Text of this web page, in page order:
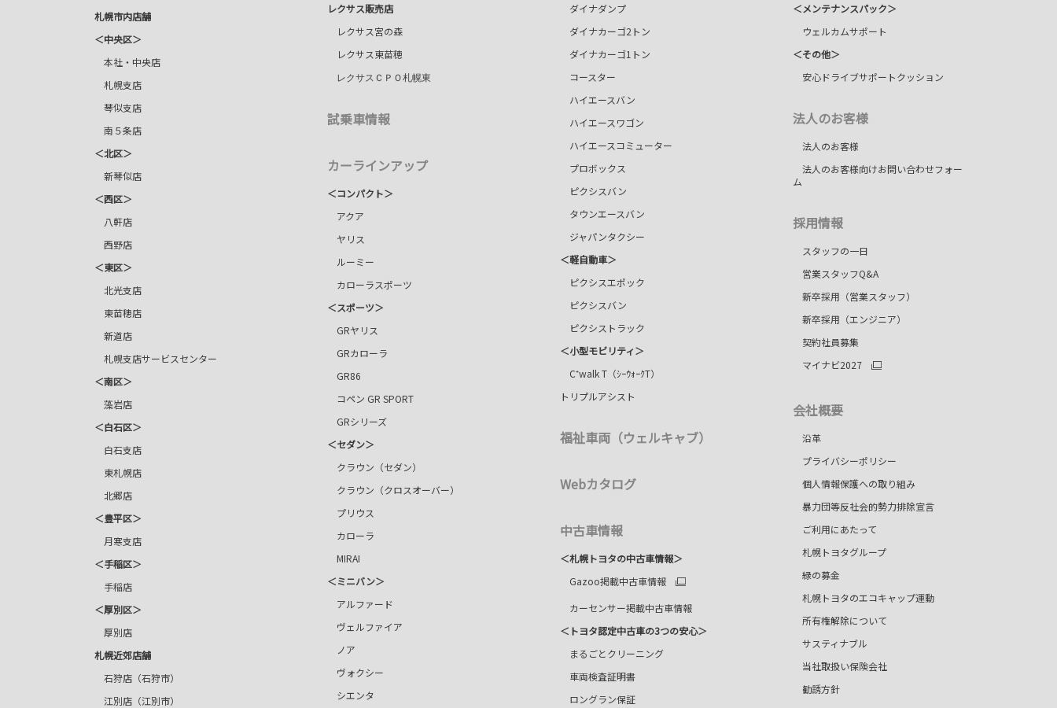
札幌市内店舗
＜中央区＞
本社・中央店
札幌支店
琴似支店
南５条店
＜北区＞
新琴似店
＜西区＞
八軒店
西野店
＜東区＞
北光支店
東苗穂店
新道店
札幌支店サービスセンター
＜南区＞
藻岩店
＜白石区＞
白石支店
東札幌店
北郷店
＜豊平区＞
月寒支店
＜手稲区＞
手稲店
＜厚別区＞
厚別店
札幌近郊店舗
石狩店（石狩市）
江別店（江別市）
レクサス販売店
レクサス宮の森
レクサス東苗穂
レクサスＣＰＯ札幌東
試乗車情報
カーラインアップ
＜コンパクト＞
アクア
ヤリス
ルーミー
カローラスポーツ
＜スポーツ＞
GRヤリス
GRカローラ
GR86
コペン GR SPORT
GRシリーズ
＜セダン＞
クラウン（セダン）
クラウン（クロスオーバー）
プリウス
カローラ
MIRAI
＜ミニバン＞
アルファード
ヴェルファイア
ノア
ヴォクシー
シエンタ
ダイナダンプ
ダイナカーゴ2トン
ダイナカーゴ1トン
コースター
ハイエースバン
ハイエースワゴン
ハイエースコミューター
プロボックス
ピクシスバン
タウンエースバン
ジャパンタクシー
＜軽自動車＞
ピクシスエポック
ピクシスバン
ピクシストラック
＜小型モビリティ＞
C⁺walk T（ｼｰｳｫｰｸT）
トリプルアシスト
福祉車両（ウェルキャブ）
Webカタログ
中古車情報
＜札幌トヨタの中古車情報＞
Gazoo掲載中古車情報
カーセンサー掲載中古車情報
＜トヨタ認定中古車の3つの安心＞
まるごとクリーニング
車両検査証明書
ロングラン保証
＜メンテナンスパック＞
ウェルカムサポート
＜その他＞
安心ドライブサポートクッション
法人のお客様
法人のお客様
法人のお客様向けお問い合わせフォー
ム
採用情報
スタッフの一日
営業スタッフQ&A
新卒採用（営業スタッフ）
新卒採用（エンジニア）
契約社員募集
マイナビ2027
会社概要
沿革
プライバシーポリシー
個人情報保護への取り組み
暴力団等反社会的勢力排除宣言
ご利用にあたって
札幌トヨタグループ
緑の募金
札幌トヨタのエコキャップ運動
所有権解除について
サスティナブル
当社取扱い保険会社
勧誘方針